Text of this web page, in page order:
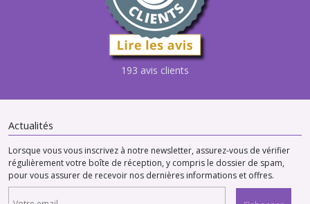
193 avis clients
Actualités
Lorsque vous vous inscrivez à notre newsletter, assurez-vous de vérifier
régulièrement votre boîte de réception, y compris le dossier de spam,
pour vous assurer de recevoir nos dernières informations et offres.